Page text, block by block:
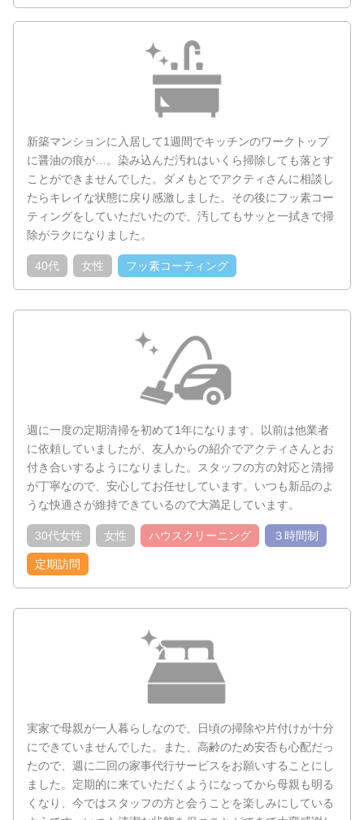
新築マンションに入居して1週間でキッチンのワークトップ
に醤油の痕が…。染み込んだ汚れはいくら掃除しても落とす
ことができませんでした。ダメもとでアクティさんに相談し
たらキレイな状態に戻り感激しました。その後にフッ素コー
ティングをしていただいたので、汚してもサッと一拭きで掃
除がラクになりました。
40代 女性 フッ素コーティング
週に一度の定期清掃を初めて1年になります。以前は他業者
に依頼していましたが、友人からの紹介でアクティさんとお
付き合いするようになりました。スタッフの方の対応と清掃
が丁寧なので、安心してお任せしています。いつも新品のよ
うな快適さが維持できているので大満足しています。
30代女性 女性 ハウスクリーニング ３時間制
定期訪問
実家で母親が一人暮らしなので、日頃の掃除や片付けが十分
にできていませんでした。また、高齢のため安否も心配だっ
たので、週に二回の家事代行サービスをお願いすることにし
ました。定期的に来ていただくようになってから母親も明る
くなり、今ではスタッフの方と会うことを楽しみにしている